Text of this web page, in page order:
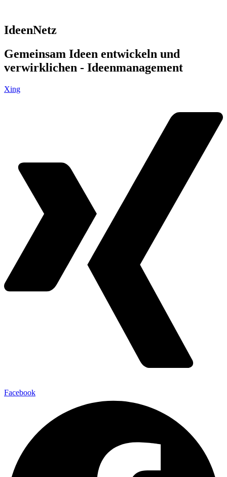
IdeenNetz
Gemeinsam Ideen entwickeln und
verwirklichen - Ideenmanagement
Xing
Facebook